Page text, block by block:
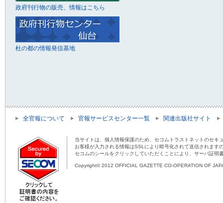
政府刊行物の販売、情報はこちら
杜の都の情報発信基地
全官報について 官報サービスセンター一覧 関連出版社サイト
当サイトは、個人情報保護のため、セコムトラストネットのセキ
お客様が入力される情報はSSLにより暗号化されて送信されま
セコムのシールをクリックしていただくことにより、サーバ証明
Copyright© 2012 OFFICIAL GAZETTE CO-OPERATION OF